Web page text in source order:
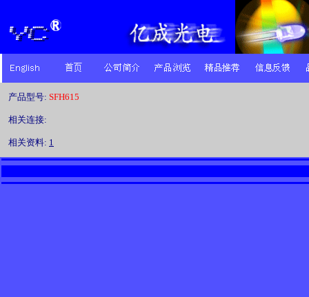
产品型号: SFH615
相关连接:
相关资料: 1